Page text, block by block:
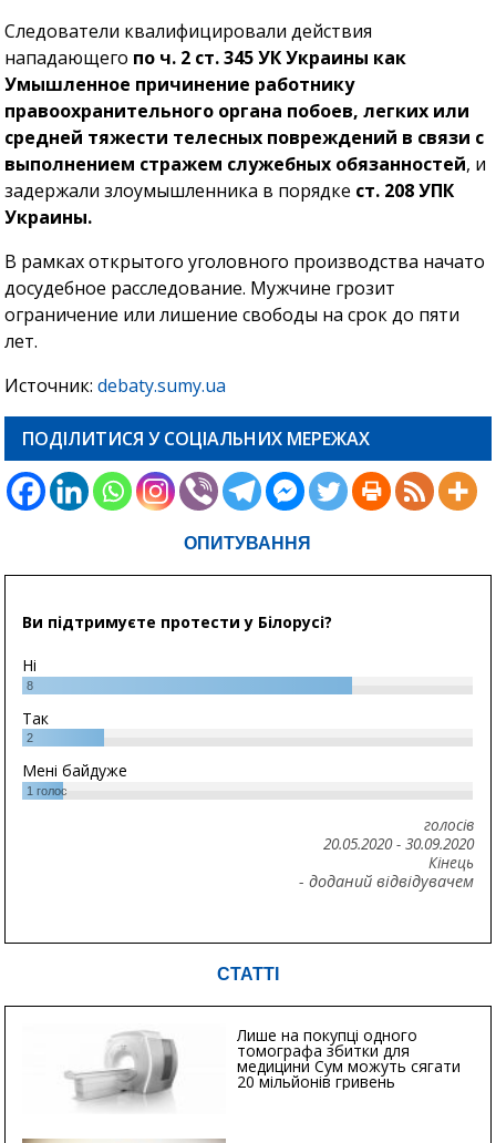
Следователи квалифицировали действия
нападающего по ч. 2 ст. 345 УК Украины как
Умышленное причинение работнику
правоохранительного органа побоев, легких или
средней тяжести телесных повреждений в связи с
выполнением стражем служебных обязанностей, и
задержали злоумышленника в порядке ст. 208 УПК
Украины.
В рамках открытого уголовного производства начато
досудебное расследование. Мужчине грозит
ограничение или лишение свободы на срок до пяти
лет.
Источник:debaty.sumy.ua
ПОДІЛИТИСЯ У СОЦІАЛЬНИХ МЕРЕЖАХ
ОПИТУВАННЯ
Ви підтримуєте протести у Білорусі?
Ні
8
Так
2
Мені байдуже
1 голос
голосів
20.05.2020- 30.09.2020
Кінець
- доданий відвідувачем
СТАТТІ
Лише на покупці одного
томографа збитки для
медицини Сум можуть сягати
20 мільйонів гривень